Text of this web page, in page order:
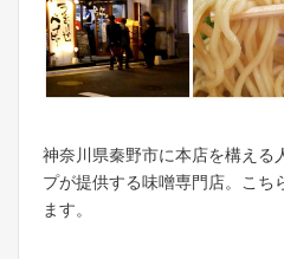
神奈川県秦野市に本店を構える
プが提供する味噌専門店。こち
ます。